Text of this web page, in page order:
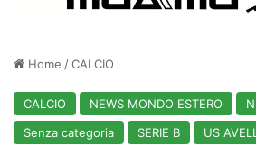
Home /CALCIO
CALCIO NEWS MONDO ESTERO
Senza categoria
SERIE B US